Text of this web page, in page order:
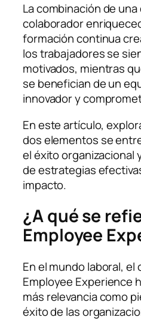
La combinación de
colaborador
formación continua
los trabajadores se
motivados, mientras
se benefician de un
innovador y
En este artículo,
dos elementos se
el éxito organizacional
de estrategias
impacto.
¿A qué se
Employee
En el mundo laboral,
Employee Experience
más relevancia como
éxito de las